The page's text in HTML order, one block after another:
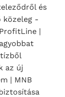
és
közeleg -
|
az új
| MNB